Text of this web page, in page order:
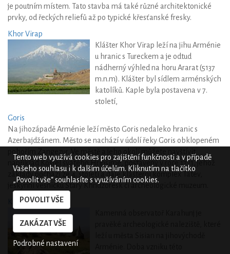
Tento web využívá cookies pro zajištění funkčnosti a v případě
Vašeho souhlasu i k dalším účelům. Kliknutím na tlačítko
„Povolit vše“ souhlasíte s využíváním cookies.
POVOLIT VŠE
ZAKÁZAT VŠE
Podrobné nastavení
je poutním místem. Tato stavba má také různé architektonické
prvky, od řeckých reliefů až po typické křesťanské fresky.
Khor Virap
Klášter Khor Virap leží na jihu Arménie
u hranic s Tureckem a je odtud
nádherný výhled na horu Ararat (5137
m.n.m). Klášter byl sídlem arménských
katolíků. Kaple byla postavena v 7.
století,
Goris
Na jihozápadě Arménie leží město Goris nedaleko hranic s
Azerbajdžánem. Město se nachází v údolí řeky Goris obklopeném
pohořím Zangezur. Ve městě a jeho okolí můžete navštívit
například Kostel svatého Hripsime, postavený v roce 1771, jehož
základy pochází ze 4. století a dále klášterní komplex Tatev,
jeskynní vesničku Starý Khndzoresk či archeologické muzeum.
Karahunj